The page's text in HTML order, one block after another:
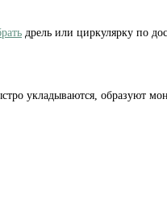
дрель или циркулярку по
укладываются, образуют